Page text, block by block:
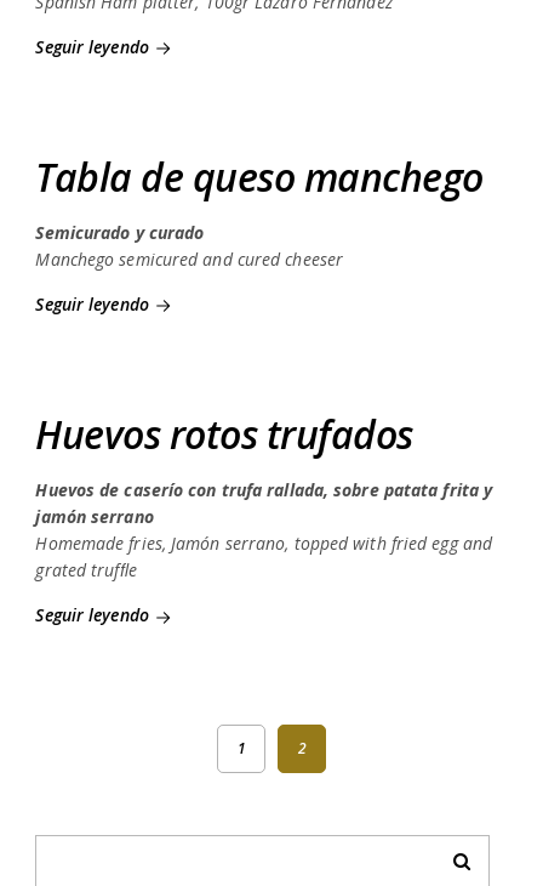
Seguir leyendo
Tabla de queso manchego
Semicurado y curado
Manchego semicured and cured cheeser
Seguir leyendo
Huevos rotos trufados
Huevos de caserío con trufa rallada, sobre patata frita y
jamón serrano
Homemade fries, Jamón serrano, topped with fried egg and
grated trufﬂe
Seguir leyendo
1 2